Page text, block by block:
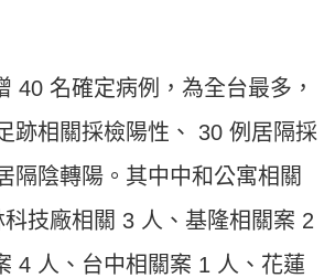
40 名確定病例，為全台最多，
跡相關採檢陽性、 30 例居隔採
隔陰轉陽。其中中和公寓相關
技廠相關 3 人、基隆相關案 2
4 人、台中相關案 1 人、花蓮